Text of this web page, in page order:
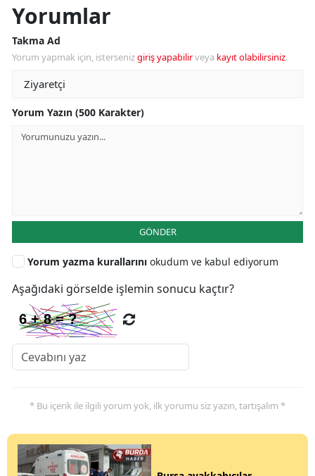
Yorumlar
Takma Ad
Yorum yapmak için, istersenizgiriş yapabilirveya kayıt olabilirsiniz.
Yorum Yazın (500 Karakter)
GÖNDER
Yorum yazma kurallarını okudum ve kabul ediyorum
Aşağıdaki görselde işlemin sonucu kaçtır?
* Bu içerik ile ilgili yorum yok, ilk yorumu siz yazın, tartışalım *